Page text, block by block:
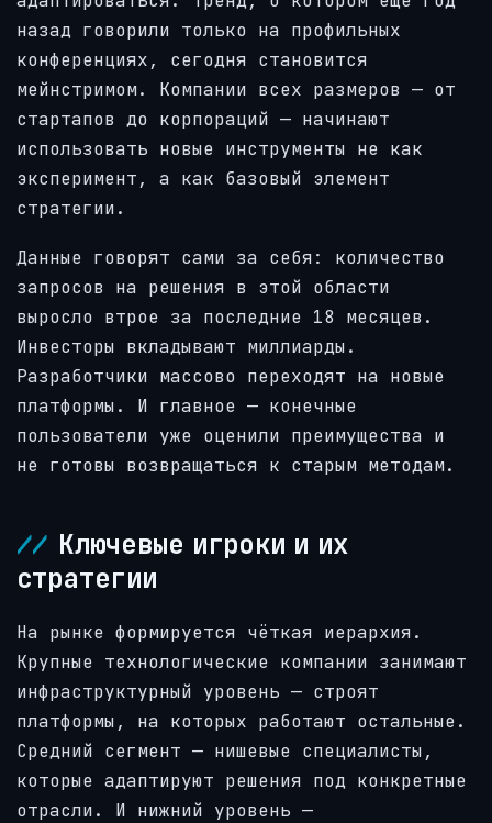
назад говорили только на профильных
конференциях, сегодня становится
мейнстримом. Компании всех размеров — от
стартапов до корпораций — начинают
использовать новые инструменты не как
эксперимент, а как базовый элемент
стратегии.
Данные говорят сами за себя: количество
запросов на решения в этой области
выросло втрое за последние 18 месяцев.
Инвесторы вкладывают миллиарды.
Разработчики массово переходят на новые
платформы. И главное — конечные
пользователи уже оценили преимущества и
не готовы возвращаться к старым методам.
Ключевые игроки и их
стратегии
На рынке формируется чёткая иерархия.
Крупные технологические компании занимают
инфраструктурный уровень — строят
платформы, на которых работают остальные.
Средний сегмент — нишевые специалисты,
которые адаптируют решения под конкретные
отрасли. И нижний уровень —